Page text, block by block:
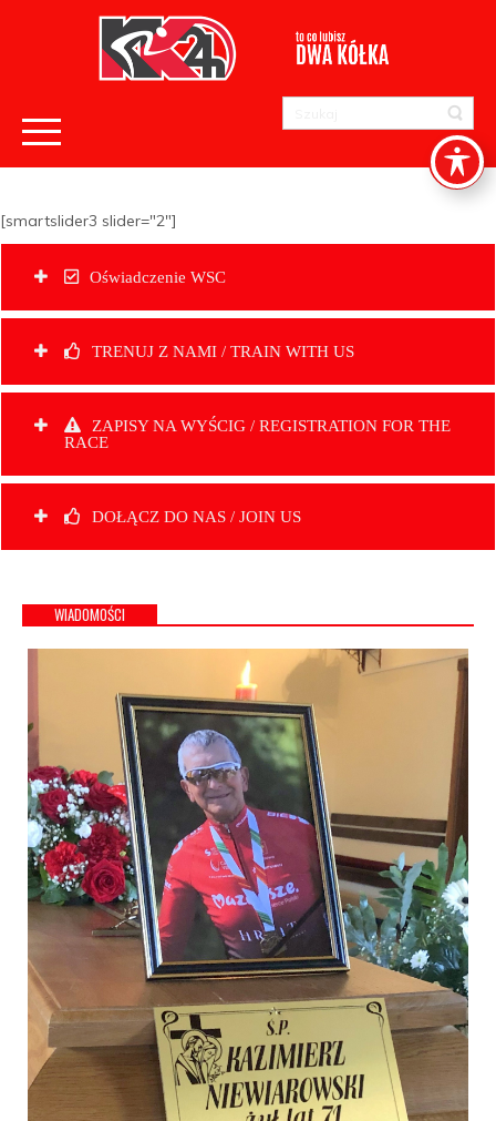
[smartslider3 slider="2"]
Oświadczenie WSC
TRENUJ Z NAMI / TRAIN WITH US
ZAPISY NA WYŚCIG / REGISTRATION FOR THE
RACE
DOŁĄCZ DO NAS / JOIN US
WIADOMOŚCI